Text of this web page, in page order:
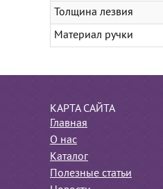
Толщина лезвия
Материал ручки
КАРТА САЙТА
Главная
О нас
Каталог
Полезные статьи